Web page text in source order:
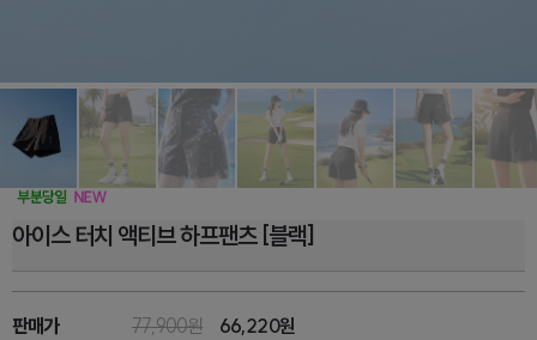
아이스 터치 액티브 하프팬츠 [블랙]
판매가 77,900원 66,220원